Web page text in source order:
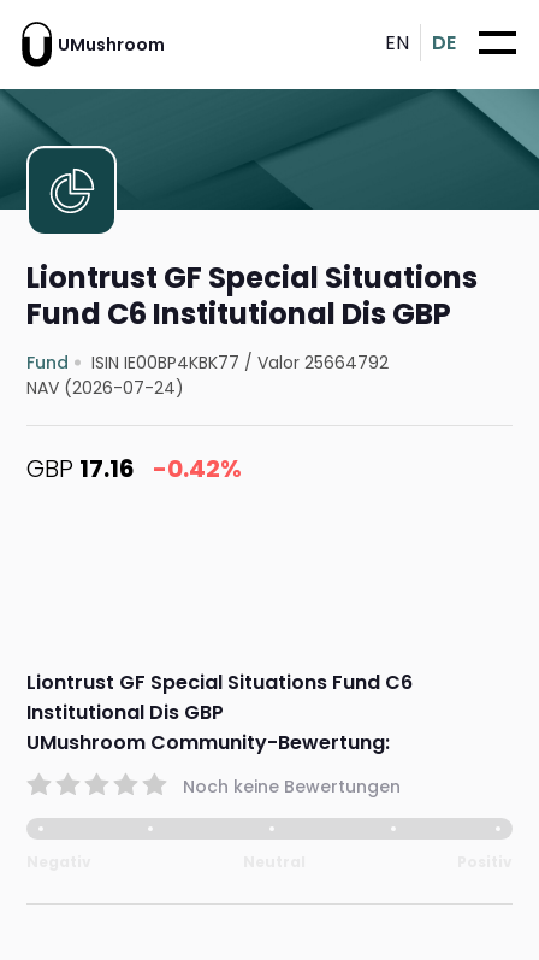
UMushroom EN DE
Liontrust GF Special Situations
Fund C6 Institutional Dis GBP
Fund ISIN IE00BP4KBK77 /Valor 25664792
NAV (2026-07-24)
GBP 17.16 -0.42%
Liontrust GF Special Situations Fund C6
Institutional Dis GBP
UMushroom Community-Bewertung:
Noch keine Bewertungen